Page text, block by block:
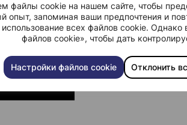
файлы cookie на нашем сайте, чтобы
опыт, запоминая ваши предпочтения и
всех файлов cookie.
файлов cookie», чтобы дать
Настройки файлов cookie Отклонить